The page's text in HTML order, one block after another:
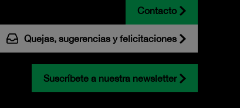
Contacto
Quejas, sugerencias y felicitaciones
Suscríbete a nuestra newsletter